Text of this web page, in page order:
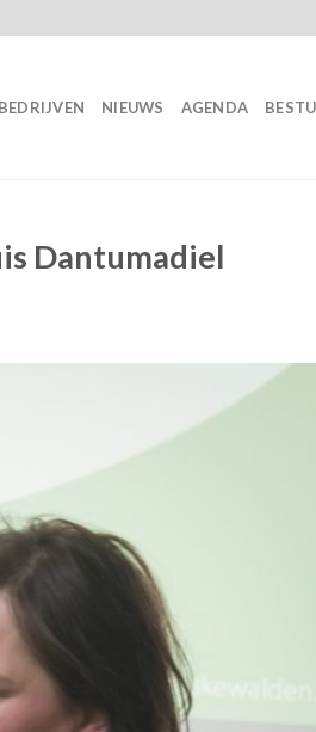
BEDRIJVEN NIEUWS AGENDA
Dantumadiel